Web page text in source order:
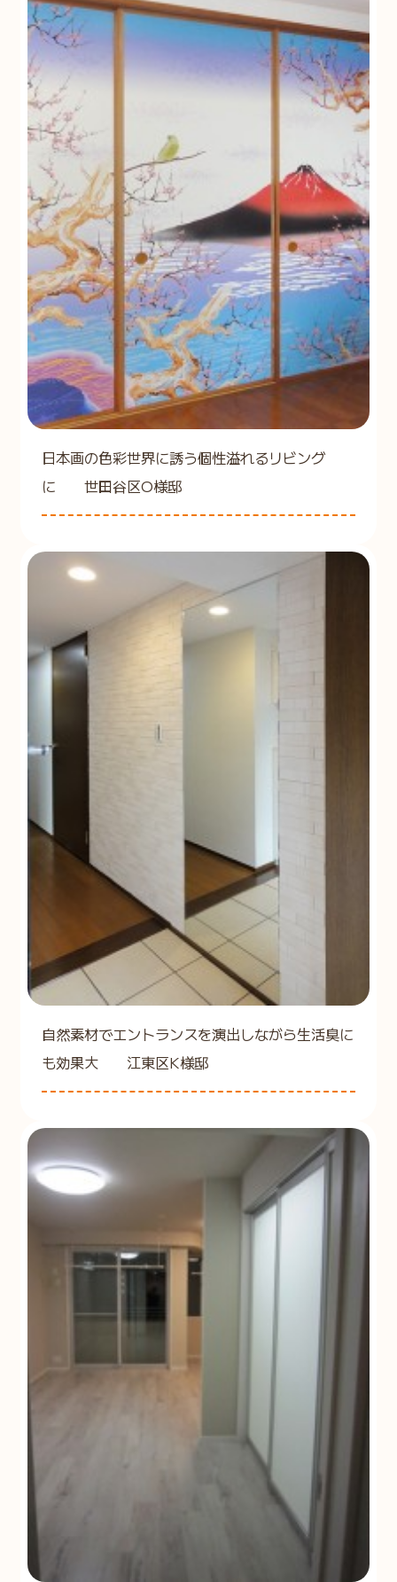
日本画の色彩世界に誘う個性溢れるリビング
に 世田谷区O様邸
自然素材でエントランスを演出しながら生活臭に
も効果大 江東区K様邸